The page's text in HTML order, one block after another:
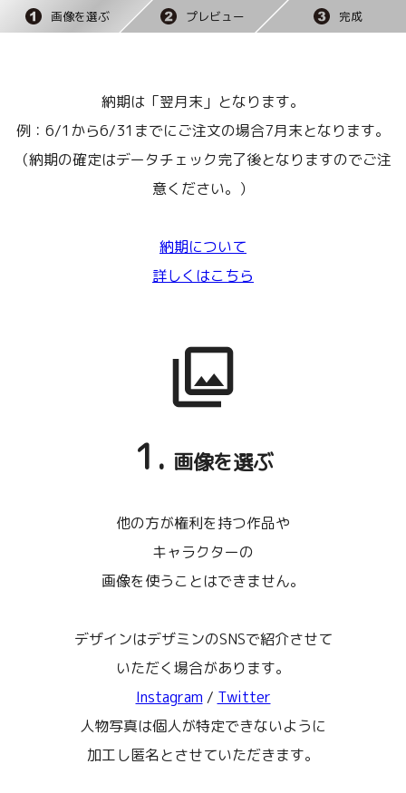
画像を選ぶ プレビュー 完成
納期は「翌月末」となります。
例：6/1から6/31までにご注文の場合7月末となります。
（納期の確定はデータチェック完了後となりますのでご注
意ください。）
納期について
詳しくはこちら
collections
1. 画像を選ぶ
他の方が権利を持つ作品や
キャラクターの
画像を使うことはできません。
デザインはデザミンのSNSで紹介させて
いただく場合があります。
Instagram / Twitter
人物写真は個人が特定できないように
加工し匿名とさせていただきます。